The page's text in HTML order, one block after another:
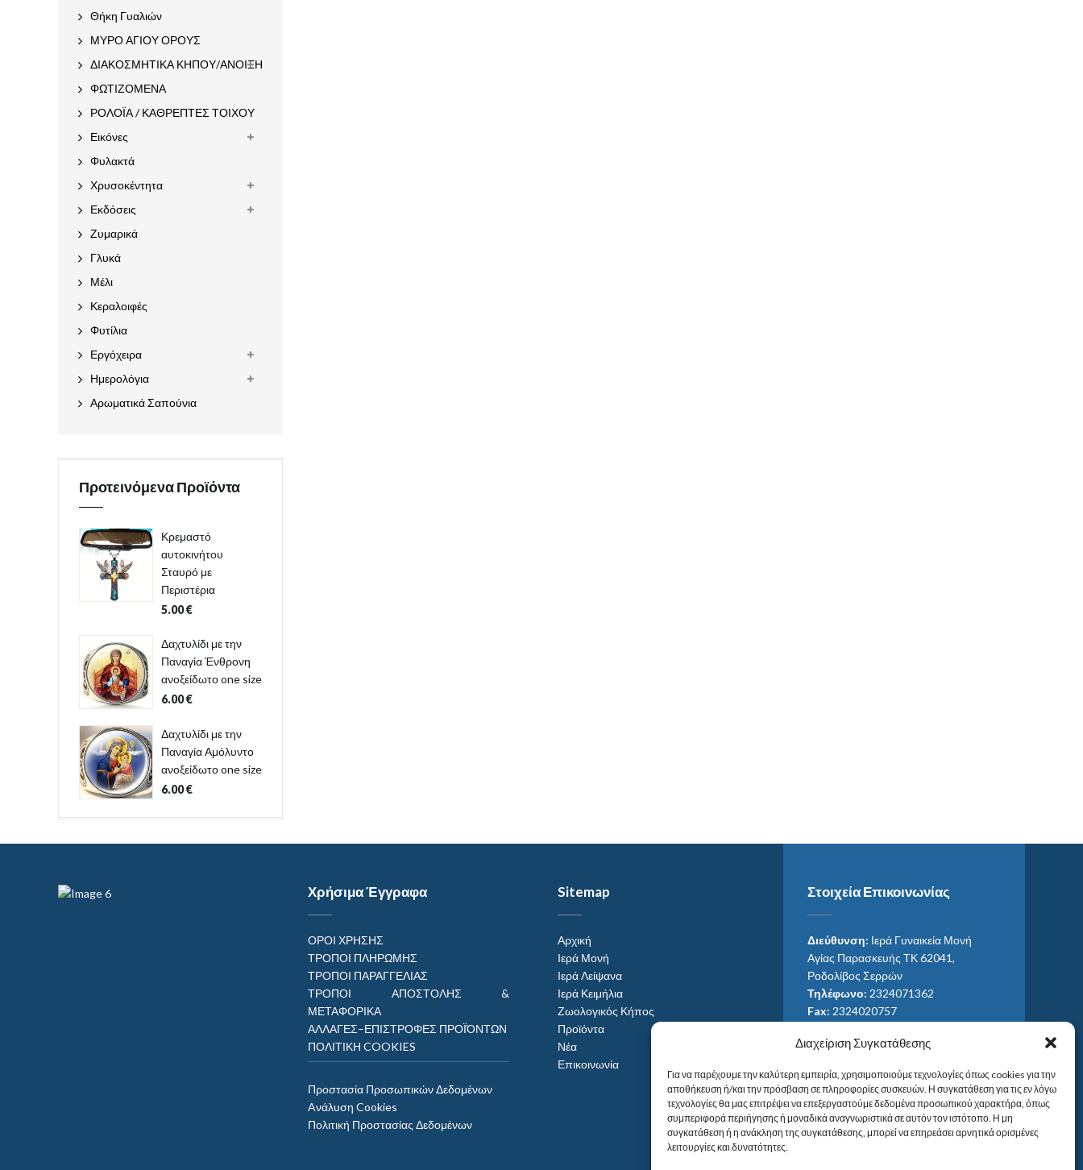
Διαχείριση Συγκατάθεσης
Για να παρέχουμε την καλύτερη εμπειρία, χρησιμοποιούμε τεχνολογίες όπως cookies για την
αποθήκευση ή/και την πρόσβαση σε πληροφορίες συσκευών. Η συγκατάθεση για τις εν λόγω
τεχνολογίες θα μας επιτρέψει να επεξεργαστούμε δεδομένα προσωπικού χαρακτήρα, όπως
συμπεριφορά περιήγησης ή μοναδικά αναγνωριστικά σε αυτόν τον ιστότοπο. Η μη
συγκατάθεση ή η ανάκληση της συγκατάθεσης, μπορεί να επηρεάσει αρνητικά ορισμένες
λειτουργίες και δυνατότητες.
Θήκη Γυαλιών
ΜΥΡΟ ΑΓΙΟΥ ΟΡΟΥΣ
ΔΙΑΚΟΣΜΗΤΙΚΑ ΚΗΠΟΥ/ΑΝΟΙΞΗ
ΦΩΤΙΖΟΜΕΝΑ
ΡΟΛΟΪΑ / ΚΑΘΡΕΠΤΕΣ ΤΟΙΧΟΥ
Εικόνες
Φυλακτά
Χρυσοκέντητα
Εκδόσεις
Ζυμαρικά
Γλυκά
Μέλι
Κεραλοιφές
Φυτίλια
Εργόχειρα
Ημερολόγια
Αρωματικά Σαπούνια
Προτεινόμενα Προϊόντα
Κρεμαστό
αυτοκινήτου
Σταυρό με
Περιστέρια
5.00€
Δαχτυλίδι με την
Παναγία Ένθρονη
ανοξείδωτο one size
6.00€
Δαχτυλίδι με την
Παναγία Αμόλυντο
ανοξείδωτο one size
6.00€
Χρήσιμα Έγγραφα
ΟΡΟΙ ΧΡΗΣΗΣ
ΤΡΟΠΟΙ ΠΛΗΡΩΜΗΣ
ΤΡΟΠΟΙ ΠΑΡΑΓΓΕΛΙΑΣ
ΤΡΟΠΟΙ ΑΠΟΣΤΟΛΗΣ &
ΜΕΤΑΦΟΡΙΚΑ
ΑΛΛΑΓΕΣ–ΕΠΙΣΤΡΟΦΕΣ ΠΡΟΪΌΝΤΩΝ
ΠΟΛΙΤΙΚΗ COOKIES
Προστασία Προσωπικών Δεδομένων
Aνάλυση Cookies
Πολιτική Προστασίας Δεδομένων
Sitemap
Αρχική
Ιερά Μονή
Ιερά Λείψανα
Ιερά Κειμήλια
Ζωολογικός Κήπος
Προϊόντα
Νέα
Επικοινωνία
Στοιχεία Επικοινωνίας
Διεύθυνση: Ιερά Γυναικεία Μονή
Αγίας Παρασκευής ΤΚ 62041,
Ροδολίβος Σερρών
Τηλέφωνο: 2324071362
Fax: 2324020757
Email:info@im-agparaskevis.gr
Από ανατολή έως και δύση του ηλίου.